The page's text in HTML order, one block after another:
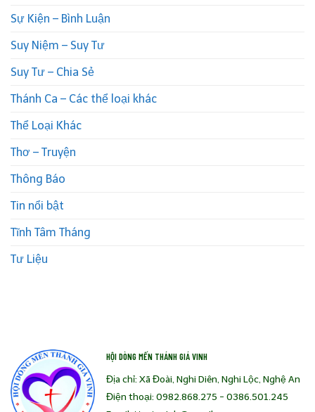
Sự Kiện – Bình Luận
Suy Niệm – Suy Tư
Suy Tư – Chia Sẻ
Thánh Ca – Các thể loại khác
Thể Loại Khác
Thơ – Truyện
Thông Báo
Tin nổi bật
Tĩnh Tâm Tháng
Tư Liệu
HỘI DÒNG MẾN THÁNH GIÁ VINH
Địa chỉ: Xã Đoài, Nghi Diên, Nghi Lộc, Nghệ An
Điện thoại: 0982.868.275 - 0386.501.245